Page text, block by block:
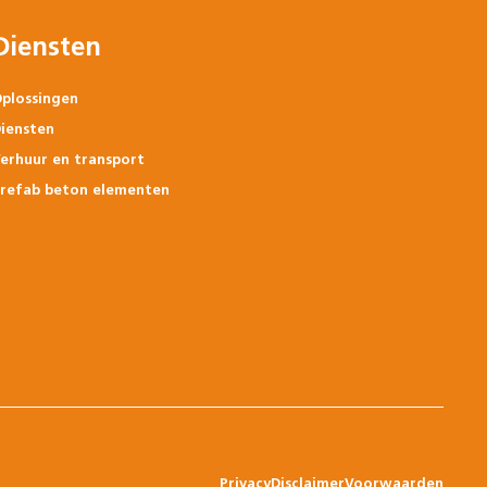
en transport
beton elementen
PrivacyDisclaimerVoorwaarden